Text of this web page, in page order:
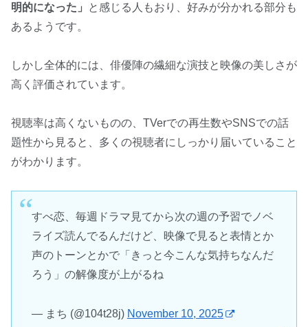
明的になった」
と感じる人もおり、好みが分かれる部分も
あるようです。
しかし全体的には、俳優陣の繊細な演技と映像の美しさが
高く評価されています。
視聴率は高くないものの、TVerでの再生数やSNSでの話
題性から見ると、多くの視聴者にしっかり届いていること
がわかります。
すべ恋、毎週ドラマ見てから次の週の予習でノベ
ライズ読んでるんだけど、映像で見ると表情とか
声のトーンとかで「きっと今こんな気持ちなんだ
ろう」の解像度が上がるね
— まち (@104t28j) November 10, 2025